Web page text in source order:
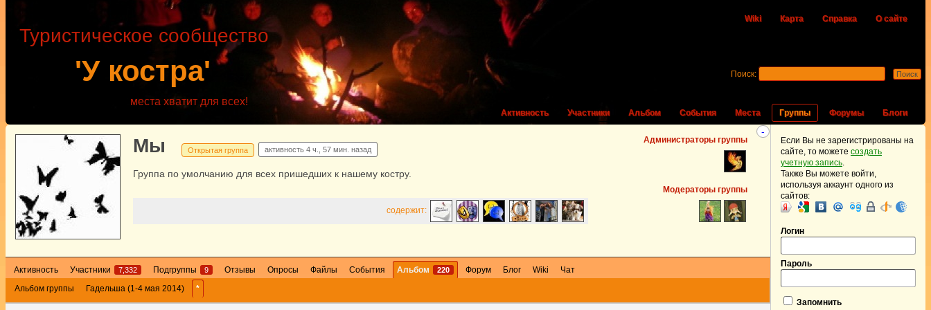
Wiki Карта Справка О сайте
'У костра'
Туристическое сообщество
места хватит для всех!
Активность Участники Альбом События Места Группы Форумы Блоги
Поиск:
-
Администраторы группы
Модераторы группы
Мы Открытая группа активность 4 ч., 57 мин. назад
Группа по умолчанию для всех пришедших к нашему костру.
содержит:
Активность Участники 7,332 Подгруппы 9 Отзывы Опросы Файлы События Альбом 220 Форум Блог Wiki
Чат
Альбом группы
Гадельша (1-4 мая 2014) *
Если Вы не зарегистрированы на
сайте, то можете создать
учетную запись.
Также Вы можете войти,
используя аккаунт одного из
сайтов:
Логин
Пароль
Запомнить